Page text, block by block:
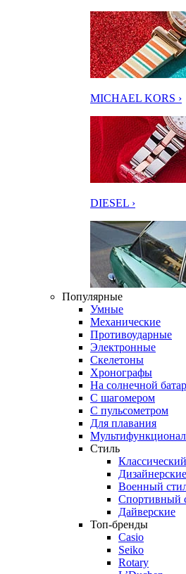
MICHAEL KORS ›
DIESEL ›
Популярные
Умные
Механические
Противоударные
Электронные
Скелетоны
Хронографы
На солнечной
С шагомером
С пульсометром
Для плавания
Стиль
Дизайнерские
Военный
Спортивный
Дайверские
Топ-бренды
Casio
Seiko
Rotary